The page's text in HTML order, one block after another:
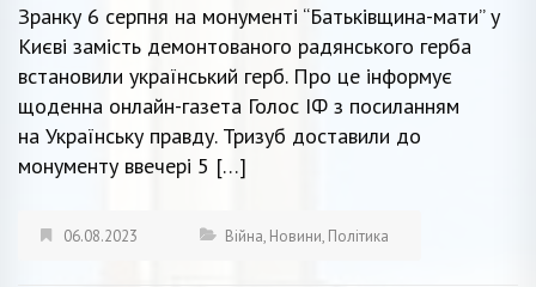
Зранку 6 серпня на монументі “Батьківщина-мати” у
Києві замість демонтованого радянського герба
встановили український герб. Про це інформує
щоденна онлайн-газета Голос ІФ з посиланням
на Українську правду. Тризуб доставили до
монументу ввечері 5 […]
06.08.2023 Війна, Новини, Політика